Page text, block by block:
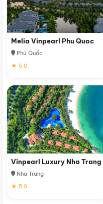
Melia Vinpearl Phu Quoc
Phú Quốc
★ 5.0
Vinpearl Luxury Nha Trang
Nha Trang
★ 5.0